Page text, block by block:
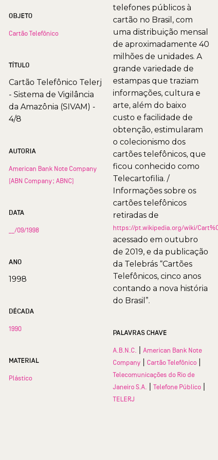
OBJETO
Cartão Telefônico
TÍTULO
Cartão Telefônico Telerj
- Sistema de Vigilância
da Amazônia (SIVAM) -
4/8
AUTORIA
American Bank Note Company
(ABN Company; ABNC)
DATA
__/09/1998
ANO
1998
DÉCADA
1990
MATERIAL
Plástico
telefones públicos à
cartão no Brasil, com
uma distribuição mensal
de aproximadamente 40
milhões de unidades. A
grande variedade de
estampas que traziam
informações, cultura e
arte, além do baixo
custo e facilidade de
obtenção, estimularam
o colecionismo dos
cartões telefônicos, que
ficou conhecido como
Telecartofilia. /
Informações sobre os
cartões telefônicos
retiradas de
https://pt.wikipedia.org/wiki/
acessado em outubro
de 2019, e da publicação
da Telebrás “Cartões
Telefônicos, cinco anos
contando a nova história
do Brasil”.
PALAVRAS CHAVE
A.B.N.C.
American Bank Note
Company
Cartão Telefônico
Telecomunicações do Rio de
Janeiro S.A.
Telefone Público
TELERJ